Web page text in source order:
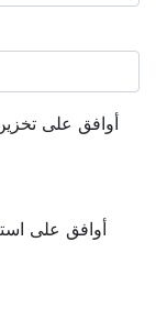
أوافق على
أوافق على